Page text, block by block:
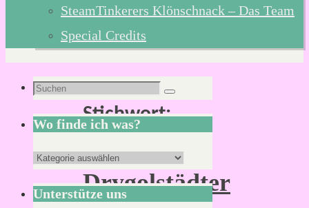
SteamTinkerers Klönschnack – Das Team
Special Credits
Download
Stichwort:
Cthulhu
Drygolstädter
Suchen
nach:
Suchen
Wo finde ich was?
Wo
finde
ich
Unterstütze uns